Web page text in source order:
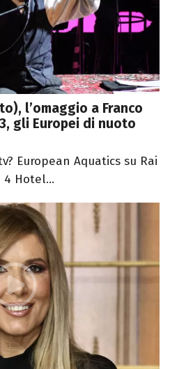
l’omaggio a Franco
gli Europei di nuoto
European Aquatics su Rai
Hotel...